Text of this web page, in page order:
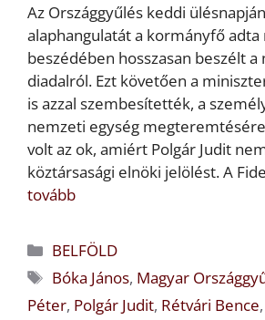
Az Országgyűlés keddi
alaphangulatát a kormányfő adta
beszédében hosszasan beszélt
diadalról. Ezt követően a
is azzal szembesítették, a
nemzeti egység
volt az ok, amiért Polgár Judit
köztársasági elnöki jelölést. A
tovább
Kategória
BELFÖLD
Címkék
Bóka János, Magyar
Péter, Polgár Judit, Rétvári Bence,